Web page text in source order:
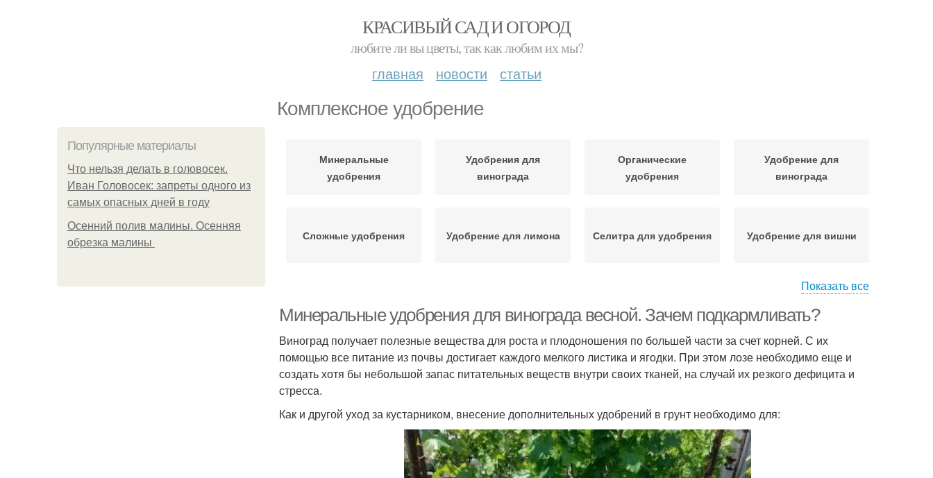
КРАСИВЫЙ САД И ОГОРОД
любите ли вы цветы, так как любим их мы?
главная новости статьи
Комплексное удобрение
Популярные материалы
Что нельзя делать в головосек.
Иван Головосек: запреты одного из
самых опасных дней в году
Осенний полив малины. Осенняя
обрезка малины
Минеральные
удобрения
Удобрения для
винограда
Органические
удобрения
Удобрение для
винограда
Сложные удобрения Удобрение для лимона Селитра для удобрения Удобрение для вишни
Показать все
Минеральные удобрения для винограда весной. Зачем подкармливать?
Виноград получает полезные вещества для роста и плодоношения по большей части за счет корней. С их
помощью все питание из почвы достигает каждого мелкого листика и ягодки. При этом лозе необходимо еще и
создать хотя бы небольшой запас питательных веществ внутри своих тканей, на случай их резкого дефицита и
стресса.
Как и другой уход за кустарником, внесение дополнительных удобрений в грунт необходимо для: